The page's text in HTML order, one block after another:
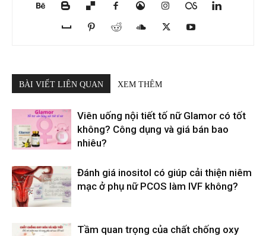
BÀI VIẾT LIÊN QUAN XEM THÊM
Viên uống nội tiết tố nữ Glamor có tốt
không? Công dụng và giá bán bao
nhiêu?
Đánh giá inositol có giúp cải thiện niêm
mạc ở phụ nữ PCOS làm IVF không?
Tầm quan trọng của chất chống oxy